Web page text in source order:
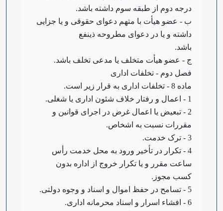
درجه دوم از طبقه سوم داشته باشد.
ب - عضو هیأت با متهم دعوای حقوقی و یا جزایی
داشته و یا در دعوای مطروحه ذینفع
باشد.
ج - عضو هیأت متخلف یا مدعی تخلف باشد.
‌فصل دوم - تخلفات اداری
‌ماده 8 - تخلفات اداری به قرار زیر است.
1 - اعمال و رفتار خلاف شئون اداری یا شغلی.
2 - تبعیض یا اعمال غرض در اجرای قوانین و
مقررات نسبت به اشخاص.
3 - ترک خدمت.
4 - تکرار در تأخیر ورود به محل خدمت رأس
ساعت مقرر و یا تکرار خروج از اداره بدون
کسب مجوز.
5 - تسامح در حفظ اموال و اسناد و وجوه دولتی.
6 - افشاء اسرار و اسناد محرمانه اداری.